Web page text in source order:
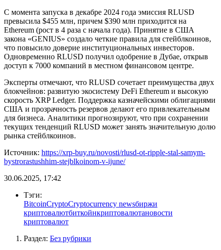
С момента запуска в декабре 2024 года эмиссия RLUSD
превысила $455 млн, причем $390 млн приходится на
Ethereum (рост в 4 раза с начала года). Принятие в США
закона «GENIUS» создало четкие правила для стейблкоинов,
что повысило доверие институциональных инвесторов.
Одновременно RLUSD получил одобрение в Дубае, открыв
доступ к 7000 компаний в местном финансовом центре.
Эксперты отмечают, что RLUSD сочетает преимущества двух
блокчейнов: развитую экосистему DeFi Ethereum и высокую
скорость XRP Ledger. Поддержка казначейскими облигациями
США и прозрачность резервов делают его привлекательным
для бизнеса. Аналитики прогнозируют, что при сохранении
текущих тенденций RLUSD может занять значительную долю
рынка стейблкоинов.
Источник: https://xrp-buy.ru/novosti/rlusd-ot-ripple-stal-samym-
bystrorastushhim-stejblkoinom-v-ijune/
30.06.2025, 17:42
Тэги:
BitcoinCryptoCryptocurrency newsбиржи
криптовалютбиткойнкриптовалютановости
криптовалют
Раздел: Без рубрики